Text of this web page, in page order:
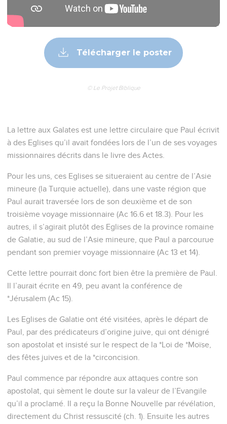
Télécharger le poster
© Le Projet Biblique
La lettre aux Galates est une lettre circulaire que Paul écrivit
à des Eglises qu’il avait fondées lors de l’un de ses voyages
missionnaires décrits dans le livre des Actes.
Pour les uns, ces Eglises se situeraient au centre de l’Asie
mineure (la Turquie actuelle), dans une vaste région que
Paul aurait traversée lors de son deuxième et de son
troisième voyage missionnaire (Ac 16.6 et 18.3). Pour les
autres, il s’agirait plutôt des Eglises de la province romaine
de Galatie, au sud de l’Asie mineure, que Paul a parcourue
pendant son premier voyage missionnaire (Ac 13 et 14).
Cette lettre pourrait donc fort bien être la première de Paul.
Il l’aurait écrite en 49, peu avant la conférence de
*Jérusalem (Ac 15).
Les Eglises de Galatie ont été visitées, après le départ de
Paul, par des prédicateurs d’origine juive, qui ont dénigré
son apostolat et insisté sur le respect de la *Loi de *Moïse,
des fêtes juives et de la *circoncision.
Paul commence par répondre aux attaques contre son
apostolat, qui sèment le doute sur la valeur de l’Evangile
qu’il a proclamé. Il a reçu la Bonne Nouvelle par révélation,
directement du Christ ressuscité (ch. 1). Ensuite les autres